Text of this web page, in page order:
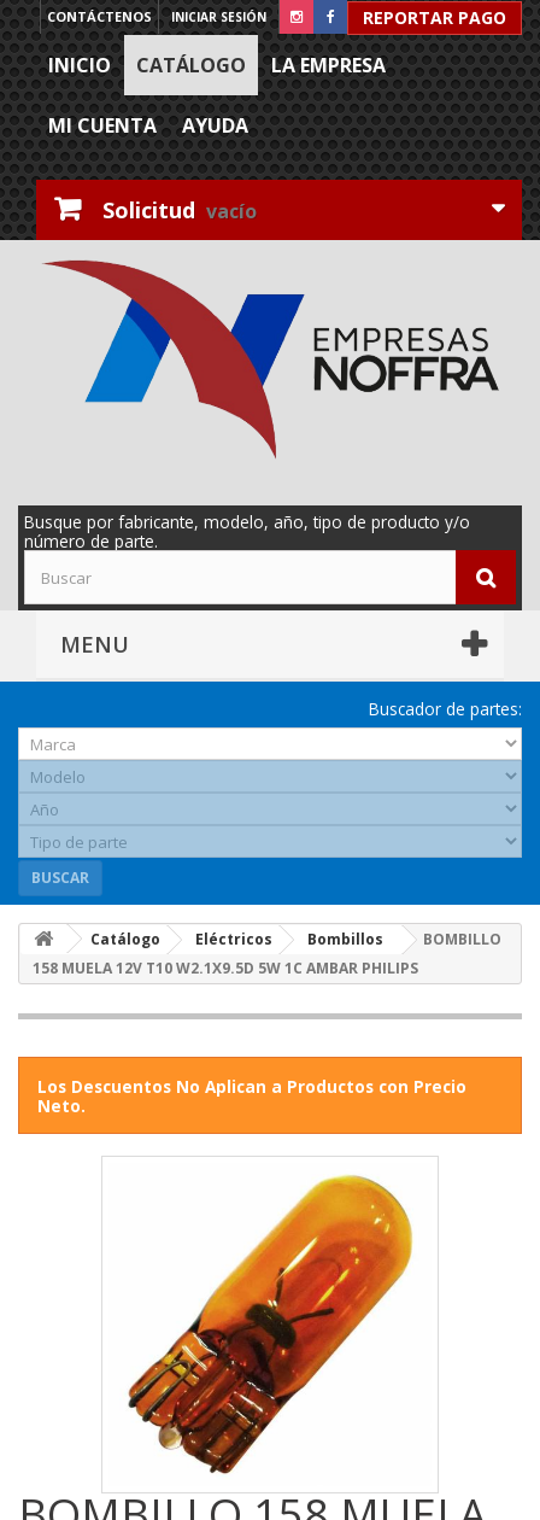
REPORTAR PAGO
INICIAR SESIÓN
CONTÁCTENOS
INICIO CATÁLOGO LA EMPRESA
MI CUENTA AYUDA
Solicitud vacío
Busque por fabricante, modelo, año, tipo de producto y/o
número de parte.
MENU
Buscador de partes:
BUSCAR
Catálogo Eléctricos Bombillos
BOMBILLO
158 MUELA 12V T10 W2.1X9.5D 5W 1C AMBAR PHILIPS
Los Descuentos No Aplican a Productos con Precio
Neto.